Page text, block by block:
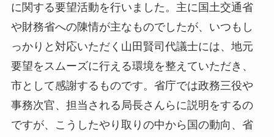
に関する要望活動を行いました。主に国土交通省
や財務省への陳情が主なものでしたが、いつもし
っかりと対応いただく山田賢司代議士には、地元
要望をスムーズに行える環境を整えていただき、
市として感謝するものです。省庁では政務三役や
事務次官、担当される局長さんらに説明をするの
ですが、こうしたやり取りの中から国の動向、省